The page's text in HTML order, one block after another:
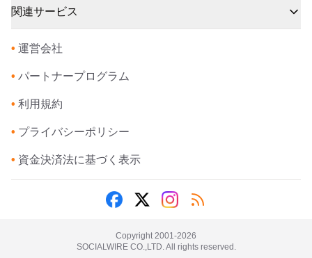
関連サービス
• 運営会社
• パートナープログラム
• 利用規約
• プライバシーポリシー
• 資金決済法に基づく表示
Copyright 2001-2026
SOCIALWIRE CO.,LTD. All rights reserved.